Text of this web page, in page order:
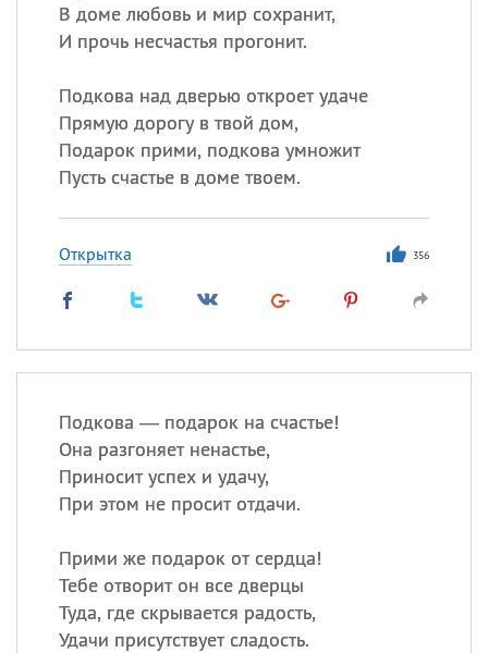
В доме любовь и мир сохранит,
И прочь несчастья прогонит.
Подкова над дверью откроет удаче
Прямую дорогу в твой дом,
Подарок прими, подкова умножит
Пусть счастье в доме твоем.
Открытка 356
Подкова — подарок на счастье!
Она разгоняет ненастье,
Приносит успех и удачу,
При этом не просит отдачи.
Прими же подарок от сердца!
Тебе отворит он все дверцы
Туда, где скрывается радость,
Удачи присутствует сладость.